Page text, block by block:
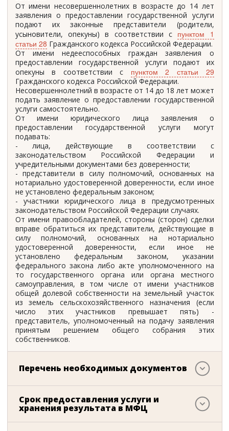
От имени несовершеннолетних в возрасте до 14 лет
заявления о предоставлении государственной услуги
подают их законные представители (родители,
усыновители, опекуны) в соответствии с пунктом 1
статьи 28 Гражданского кодекса Российской Федерации.
От имени недееспособных граждан заявления о
предоставлении государственной услуги подают их
опекуны в соответствии с пунктом 2 статьи 29
Гражданского кодекса Российской Федерации.
Несовершеннолетний в возрасте от 14 до 18 лет может
подать заявление о предоставлении государственной
услуги самостоятельно.
От имени юридического лица заявления о
предоставлении государственной услуги могут
подавать:
- лица, действующие в соответствии с
законодательством Российской Федерации и
учредительными документами без доверенности;
- представители в силу полномочий, основанных на
нотариально удостоверенной доверенности, если иное
не установлено федеральным законом;
- участники юридического лица в предусмотренных
законодательством Российской Федерации случаях.
От имени правообладателей, стороны (сторон) сделки
вправе обратиться их представители, действующие в
силу полномочий, основанных на нотариально
удостоверенной доверенности, если иное не
установлено федеральным законом, указании
федерального закона либо акте уполномоченного на
то государственного органа или органа местного
самоуправления, в том числе от имени участников
общей долевой собственности на земельный участок
из земель сельскохозяйственного назначения (если
число этих участников превышает пять) -
представитель, уполномоченный на подачу заявления
принятым решением общего собрания этих
собственников.
Перечень необходимых документов
Срок предоставления услуги и
хранения результата в МФЦ